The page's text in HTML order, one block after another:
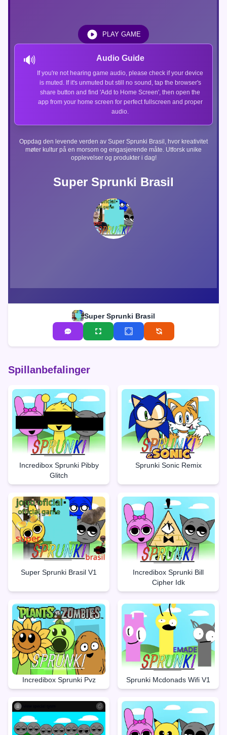
Super Sprunki Brasil
Oppdag den levende verden av Super Sprunki Brasil, hvor kreativitet
møter kultur på en morsom og engasjerende måte. Utforsk unike
opplevelser og produkter i dag!
🔊 Audio Guide
If you're not hearing game audio, please check if your device
is muted. If it's unmuted but still no sound, tap the browser's
share button and find 'Add to Home Screen', then open the
app from your home screen for perfect fullscreen and proper
audio.
PLAY GAME
Super Sprunki Brasil
Spillanbefalinger
Incredibox Sprunki Pibby
Glitch
Sprunki Sonic Remix
Super Sprunki Brasil V1
Incredibox Sprunki Bill
Cipher Idk
Incredibox Sprunki Pvz Sprunki Mcdonads Wifi V1